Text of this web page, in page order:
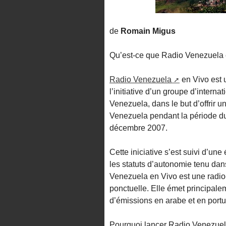
de Romain Migus
Qu’est-ce que Radio
Radio Venezuela
en Vivo est
l’initiative d’un groupe
Venezuela, dans le but d’offrir
Venezuela pendant la période
décembre 2007.
Cette iniciative s’est suivi
les statuts d’autonomie tenu
Venezuela en Vivo est une
ponctuelle. Elle émet
d’émissions en arabe et en